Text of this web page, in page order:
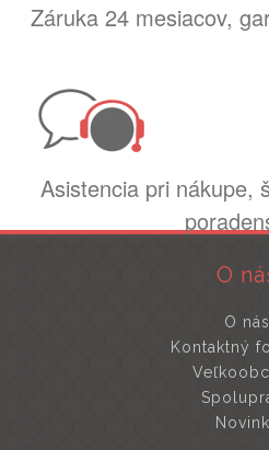
Záruka 24 mesiacov,
Asistencia pri nákupe,
O
O nás
Kontaktný